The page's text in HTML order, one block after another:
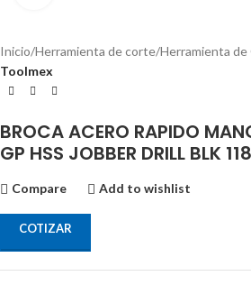
Inicio Herramienta de corte Herramienta
Toolmex
BROCA ACERO RAPIDO
GP HSS JOBBER DRILL BLK
Compare Add to wishlist
COTIZAR